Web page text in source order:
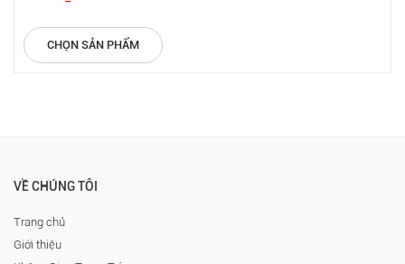
CHỌN SẢN PHẨM
VỀ CHÚNG TÔI
Trang chủ
Giới thiệu